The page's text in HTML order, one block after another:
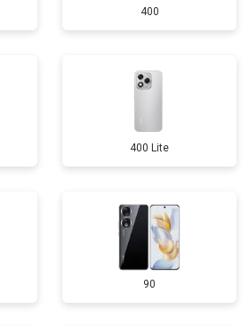
400
400 Lite
90